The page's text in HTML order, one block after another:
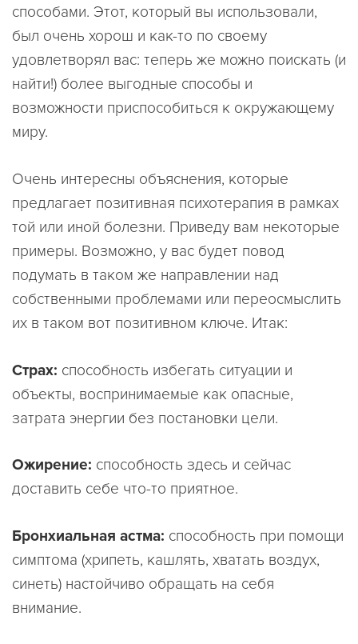
способами. Этот, который вы использовали,
был очень хорош и как-то по своему
удовлетворял вас: теперь же можно поискать (и
найти!) более выгодные способы и
возможности приспособиться к окружающему
миру.
Очень интересны объяснения, которые
предлагает позитивная психотерапия в рамках
той или иной болезни. Приведу вам некоторые
примеры. Возможно, у вас будет повод
подумать в таком же направлении над
собственными проблемами или переосмыслить
их в таком вот позитивном ключе. Итак:
Страх: способность избегать ситуации и
объекты, воспринимаемые как опасные,
затрата энергии без постановки цели.
Ожирение: способность здесь и сейчас
доставить себе что-то приятное.
Бронхиальная астма: способность при помощи
симптома (хрипеть, кашлять, хватать воздух,
синеть) настойчиво обращать на себя
внимание.